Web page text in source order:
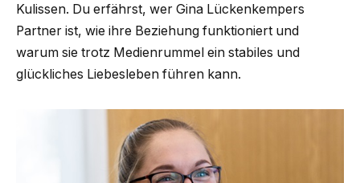
Kulissen. Du erfährst, wer Gina Lückenkempers
Partner ist, wie ihre Beziehung funktioniert und
warum sie trotz Medienrummel ein stabiles und
glückliches Liebesleben führen kann.